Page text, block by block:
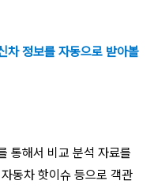
차 정보를 자동으로 받아볼
통해서 비교 분석 자료를
동차 핫이슈 등으로 객관